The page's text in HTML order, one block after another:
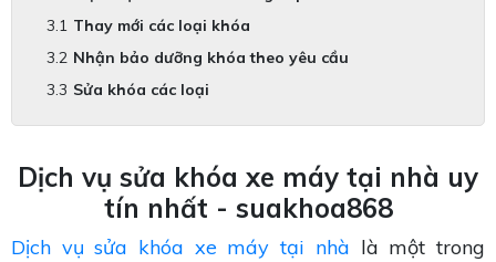
Thay mới các loại khóa
Nhận bảo dưỡng khóa theo yêu cầu
Sửa khóa các loại
Dịch vụ sửa khóa xe máy tại nhà uy
tín nhất - suakhoa868
Dịch vụ sửa khóa xe máy tại nhà là một trong